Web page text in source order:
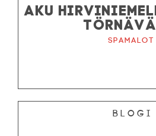
AKU
Spamalot
Blogi